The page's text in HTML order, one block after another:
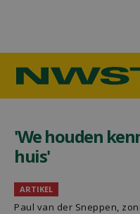
'We houden
huis'
ARTIKEL
Paul van der Sneppen,